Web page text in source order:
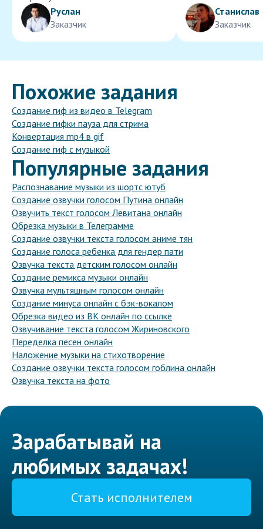
Руслан
Заказчик
Станислав
Заказчик
Похожие задания
Создание гиф из видео в Telegram
Создание гифки пауза для стрима
Конвертация mp4 в gif
Создание гиф с музыкой
Популярные задания
Распознавание музыки из шортс ютуб
Создание озвучки голосом Путина онлайн
Озвучить текст голосом Левитана онлайн
Обрезка музыки в Телеграмме
Создание озвучки текста голосом аниме тян
Создание голоса ребенка для гендер пати
Озвучка текста детским голосом онлайн
Создание ремикса музыки онлайн
Озвучка мультяшным голосом онлайн
Создание минуса онлайн с бэк-вокалом
Обрезка видео из ВК онлайн по ссылке
Озвучивание текста голосом Жириновского
Переделка песен онлайн
Наложение музыки на стихотворение
Создание озвучки текста голосом гоблина онлайн
Озвучка текста на фото
Зарабатывай на
любимых задачах!
Стать исполнителем